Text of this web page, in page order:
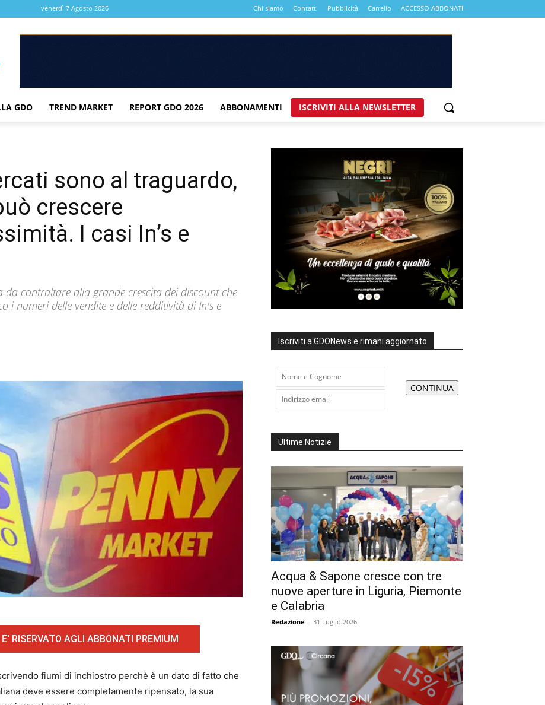
venerdì 7 Agosto 2026 Chi siamo Contatti Pubblicità Carrello ACCESSO ABBONATI
GDO TREND MARKET REPORT GDO 2026 ABBONAMENTI ISCRIVITI ALLA NEWSLETTER
sono al traguardo,
crescere
I casi In’s e
da contraltare alla grande crescita dei discount che
i numeri delle vendite e delle redditività di In's e
RISERVATO AGLI ABBONATI PREMIUM
fiumi di inchiostro perchè è un dato di fatto che
deve essere completamente ripensato, la sua
Iscriviti a GDONews e rimani aggiornato
Ultime Notizie
Acqua & Sapone cresce con tre
nuove aperture in Liguria, Piemonte
e Calabria
Redazione - 31 Luglio 2026